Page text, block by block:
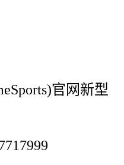
官网新型